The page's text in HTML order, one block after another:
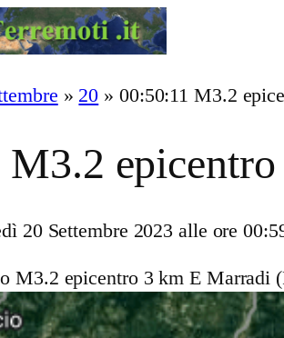
» 20 » 00:50:11 M3.2
M3.2
20 Settembre 2023 alle ore
M3.2 epicentro 3 km E Marradi